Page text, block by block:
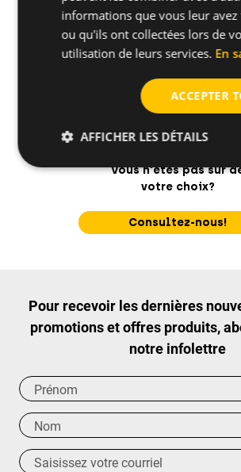
Vous n'êtes pas sûr
votre choix?
Consultez-nous!
Pour recevoir les dernières
promotions et offres produits,
notre infolettre
informations que vous leur
ou qu'ils ont collectées lors de
utilisation de leurs services. En
ACCEPTER
AFFICHER LES DÉTAILS